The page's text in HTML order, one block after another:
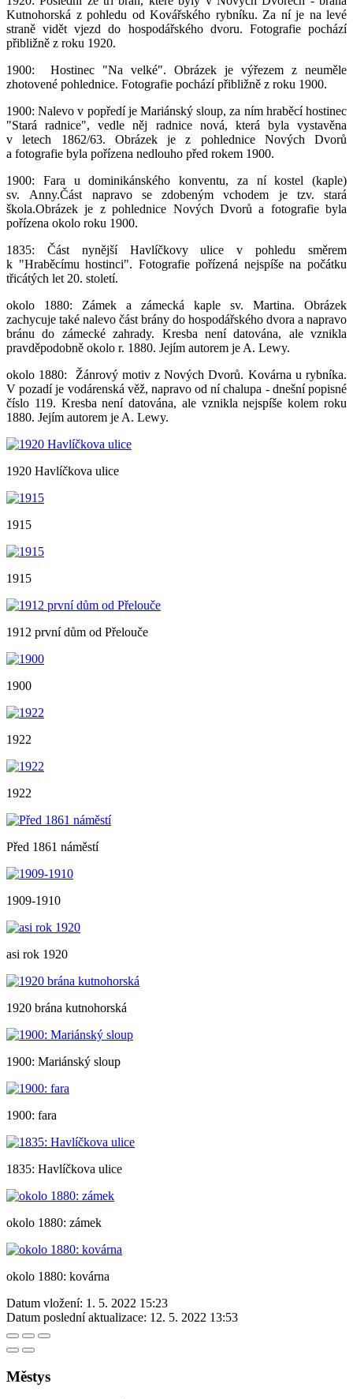
Kutnohorská z pohledu od Kovářského rybníku. Za ní je na levé
straně vidět vjezd do hospodářského dvoru. Fotografie pochází
přibližně z roku 1920.
1900: Hostinec "Na velké". Obrázek je výřezem z neuměle
zhotovené pohlednice. Fotografie pochází přibližně z roku 1900.
1900: Nalevo v popředí je Mariánský sloup, za ním hraběcí hostinec
"Stará radnice", vedle něj radnice nová, která byla vystavěna
v letech 1862/63. Obrázek je z pohlednice Nových Dvorů
a fotografie byla pořízena nedlouho před rokem 1900.
1900: Fara u dominikánského konventu, za ní kostel (kaple)
sv. Anny.Část napravo se zdobeným vchodem je tzv. stará
škola.Obrázek je z pohlednice Nových Dvorů a fotografie byla
pořízena okolo roku 1900.
1835: Část nynější Havlíčkovy ulice v pohledu směrem
k "Hraběcímu hostinci". Fotografie pořízená nejspíše na počátku
třicátých let 20. století.
okolo 1880: Zámek a zámecká kaple sv. Martina. Obrázek
zachycuje také nalevo část brány do hospodářského dvora a napravo
bránu do zámecké zahrady. Kresba není datována, ale vznikla
pravděpodobně okolo r. 1880. Jejím autorem je A. Lewy.
okolo 1880: Žánrový motiv z Nových Dvorů. Kovárna u rybníka.
V pozadí je vodárenská věž, napravo od ní chalupa - dnešní popisné
číslo 119. Kresba není datována, ale vznikla nejspíše kolem roku
1880. Jejím autorem je A. Lewy.
1920 Havlíčkova ulice
1915
1915
1912 první dům od Přelouče
1900
1922
1922
Před 1861 náměstí
1909-1910
asi rok 1920
1920 brána kutnohorská
1900: Mariánský sloup
1900: fara
1835: Havlíčkova ulice
okolo 1880: zámek
okolo 1880: kovárna
Datum vložení: 1. 5. 2022 15:23
Datum poslední aktualizace: 12. 5. 2022 13:53
Městys